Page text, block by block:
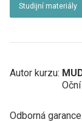
Studijní materiály
Autor kurzu:
Odborná